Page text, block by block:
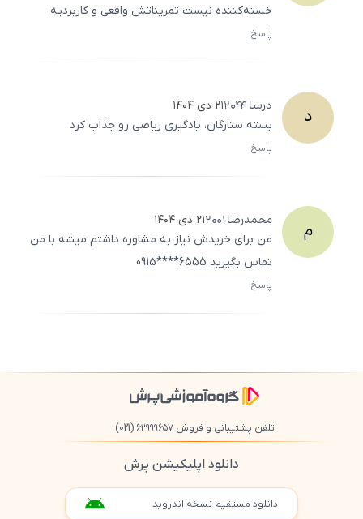
خسته‌کننده نیست تمریناتش واقعی و کاربردیه
پاسخ
د درسا2044۲۱ دی ۱۴۰۴
بسته ستارگان، یادگیری ریاضی رو جذاب کرد
پاسخ
م محمدرضا2001۲۱ دی ۱۴۰۴
من برای خریدش نیاز به مشاوره داشتم میشه با من
تماس بگیرید 6555****0915
پاسخ
تلفن پشتیبانی و فروش ۶۲۹۹۹۶۵۷ (021)
دانلود اپلیکیشن پرش
دانلود مستقیم نسخه اندروید